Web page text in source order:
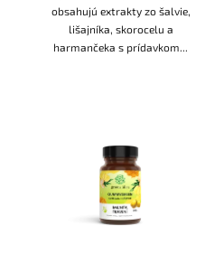
obsahujú extrakty zo šalvie,
lišajníka, skorocelu a
harmančeka s prídavkom...